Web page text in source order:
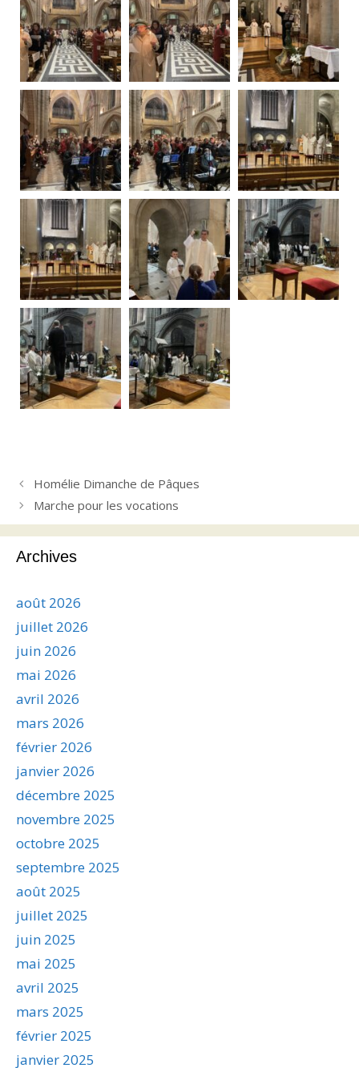
Homélie Dimanche de Pâques
Marche pour les vocations
Archives
août 2026
juillet 2026
juin 2026
mai 2026
avril 2026
mars 2026
février 2026
janvier 2026
décembre 2025
novembre 2025
octobre 2025
septembre 2025
août 2025
juillet 2025
juin 2025
mai 2025
avril 2025
mars 2025
février 2025
janvier 2025